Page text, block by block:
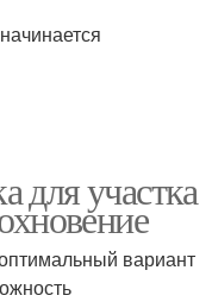
для участка
вариант